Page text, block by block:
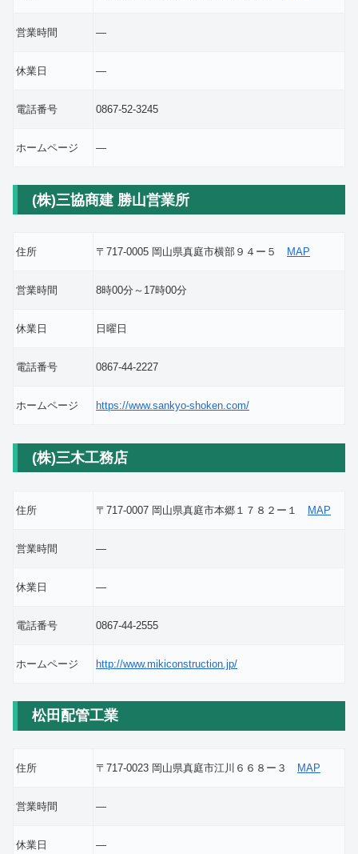
営業時間 ―
休業日 ―
電話番号 0867-52-3245
ホームページ ―
(株)三協商建 勝山営業所
住所 〒717-0005 岡山県真庭市横部９４ー５ MAP
営業時間 8時00分～17時00分
休業日 日曜日
電話番号 0867-44-2227
ホームページ https://www.sankyo-shoken.com/
(株)三木工務店
住所 〒717-0007 岡山県真庭市本郷１７８２ー１ MAP
営業時間 ―
休業日 ―
電話番号 0867-44-2555
ホームページ http://www.mikiconstruction.jp/
松田配管工業
住所 〒717-0023 岡山県真庭市江川６６８ー３ MAP
営業時間 ―
休業日 ―